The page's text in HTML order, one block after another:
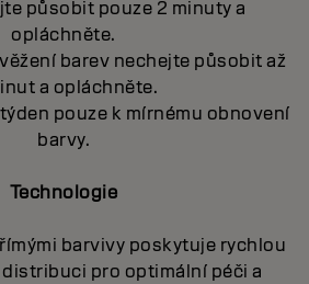
působit pouze 2 minuty a
opláchněte.
barev nechejte působit až
a opláchněte.
pouze k mírnému obnovení
barvy.
Technologie
barvivy poskytuje rychlou
pro optimální péči a